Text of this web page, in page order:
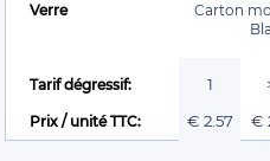
Verre
Carton
Tarif dégressif: 1
Prix / unité TTC: € 2.57 €